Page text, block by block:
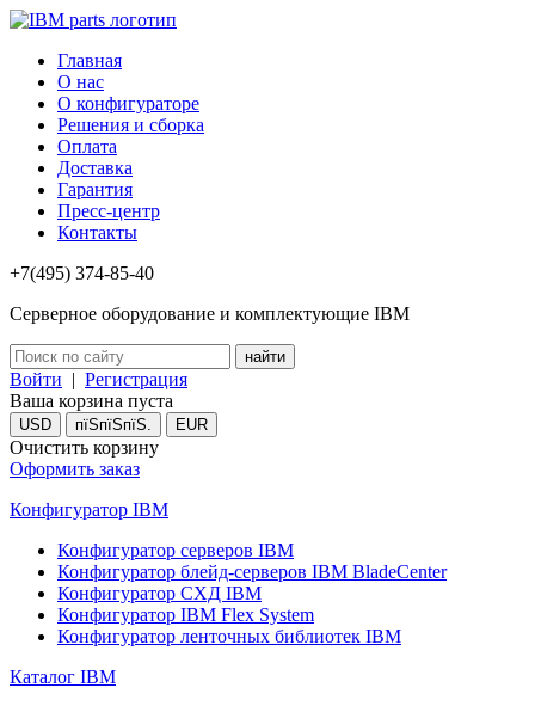
Главная
О нас
О конфигураторе
Решения и сборка
Оплата
Доставка
Гарантия
Пресс-центр
Контакты
+7(495) 374-85-40
Серверное оборудование и комплектующие IBM
Войти | Регистрация
Ваша корзина пуста
USD пїЅпїЅпїЅ. EUR
Очистить корзину
Оформить заказ
Конфигуратор IBM
Конфигуратор серверов IBM
Конфигуратор блейд-серверов IBM BladeCenter
Конфигуратор СХД IBM
Конфигуратор IBM Flex System
Конфигуратор ленточных библиотек IBM
Каталог IBM